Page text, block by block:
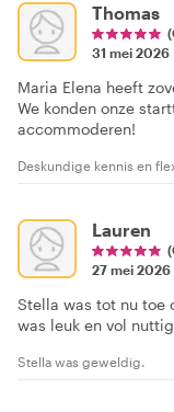
Thomas
31 mei 2026
Maria Elena heeft
We konden onze
accommoderen!
Deskundige kennis en
Lauren
27 mei 2026
Stella was tot nu toe
was leuk en vol
Stella was geweldig.